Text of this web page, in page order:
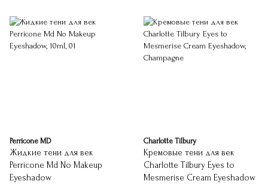
Perricone MD
Жидкие тени для век
Perricone Md No Makeup
Eyeshadow
Charlotte Tilbury
Кремовые тени для век
Charlotte Tilbury Eyes to
Mesmerise Cream Eyeshadow